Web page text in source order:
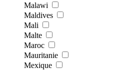
Malawi
Maldives
Mali
Malte
Maroc
Mauritanie
Mexique